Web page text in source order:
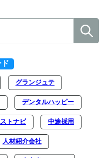
グランジュテ
デンタルハッピー
トナビ 中途採用
人材紹介会社